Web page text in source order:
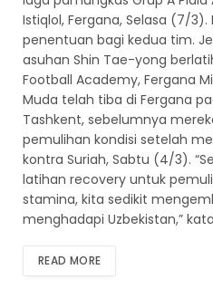
Istiqlol, Fergana, Selasa (7/
penentuan bagi kedua tim.
asuhan Shin Tae-yong
Football Academy, Fergana
Muda telah tiba di Fergana
Tashkent, sebelumnya
pemulihan kondisi setelah
kontra Suriah, Sabtu (4/3).
latihan recovery untuk
stamina, kita sedikit
menghadapi Uzbekistan,”
READ MORE